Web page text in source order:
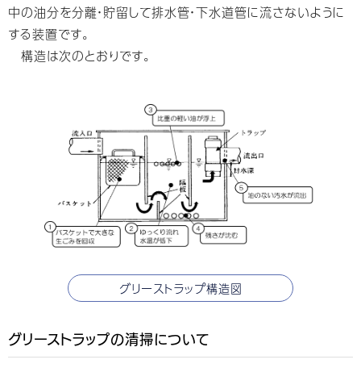
中の油分を分離・貯留して排水管・下水道管に流さないように
する装置です。
構造は次のとおりです。
グリーストラップ構造図
グリーストラップの清掃について